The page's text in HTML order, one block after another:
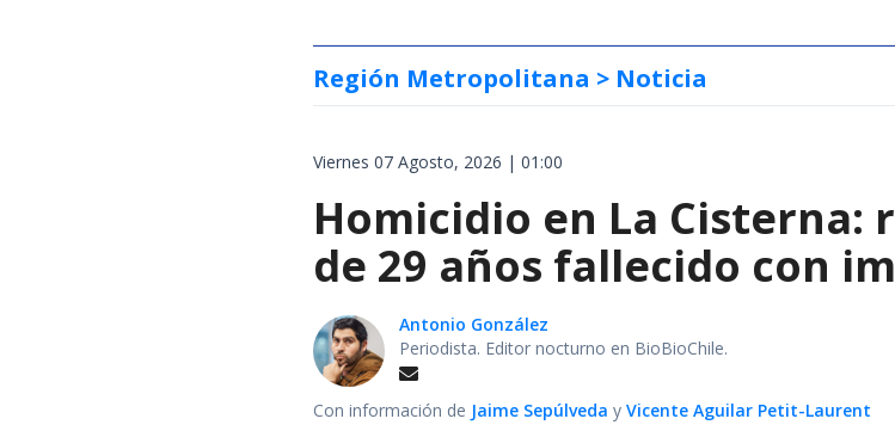
Región Metropolitana > Noticia
Viernes 07 Agosto, 2026 | 01:00
Homicidio en La
de 29 años fallecido con
Antonio González
Periodista. Editor nocturno en BioBioChile.
Con información de Jaime Sepúlveda y Vicente Aguilar Petit-Laurent